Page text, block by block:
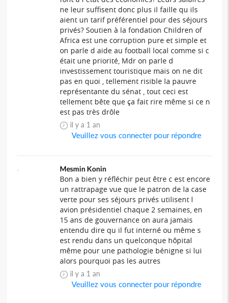
ne leur suffisent donc plus il faille qu ils
aient un tarif préférentiel pour des séjours
privés? Soutien à la fondation Children of
Africa est une corruption pure et simple et
on parle d aide au football local comme si c
était une priorité, Mdr on parle d
investissement touristique mais on ne dit
pas en quoi , tellement risible la pauvre
représentante du sénat , tout ceci est
tellement bête que ça fait rire même si ce n
est pas très drôle
il y a 1 an
Veuillez vous connecter pour répondre
Mesmin Konin
Bon a bien y réfléchir peut être c est encore
un rattrapage vue que le patron de la case
verte pour ses séjours privés utilisent l
avion présidentiel chaque 2 semaines, en
15 ans de gouvernance on aura jamais
entendu dire qu il fut interné ou même s
est rendu dans un quelconque hôpital
même pour une pathologie bénigne si lui
alors pourquoi pas les autres
il y a 1 an
Veuillez vous connecter pour répondre